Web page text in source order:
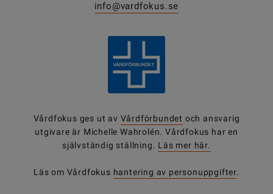
info@vardfokus.se
Vårdfokus ges ut av Vårdförbundet och ansvarig
utgivare är Michelle Wahrolén. Vårdfokus har en
självständig ställning. Läs mer här.
Läs om Vårdfokus hantering av personuppgifter.